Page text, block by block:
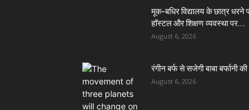
मूक-बधिर विद्यालय के छात्र धरने
हॉस्टल और शिक्षण व्यवस्था पर...
August 6, 2026
रंगीन बर्फ से सजेगी बाबा बर्फानी
August 6, 2026